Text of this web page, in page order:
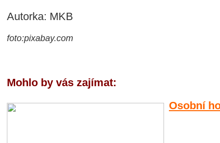
Autorka: MKB
foto:pixabay.com
Mohlo by vás zajímat:
Osobní